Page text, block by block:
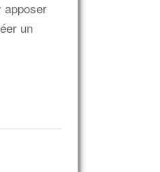
apposer
un